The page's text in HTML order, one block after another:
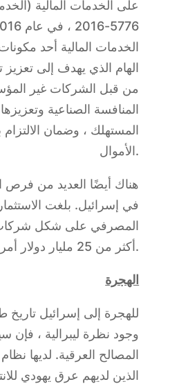
على الخدمات المالية
الخدمات المالية أحد
الهام الذي يهدف إلى تعزيز
من قبل الشركات غير
المنافسة الصناعية
المستهلك ، وضمان
الأموال.
هناك أيضًا العديد من فرص
في إسرائيل. بلغت
المصرفي على شكل شركات
أكثر من 25 مليار دولار أمريكي.
الهجرة
للهجرة إلى إسرائيل
وجود نظرة ليبرالية ، فإن
المصالح العرقية. لديها
الذين لديهم عرق يهودي